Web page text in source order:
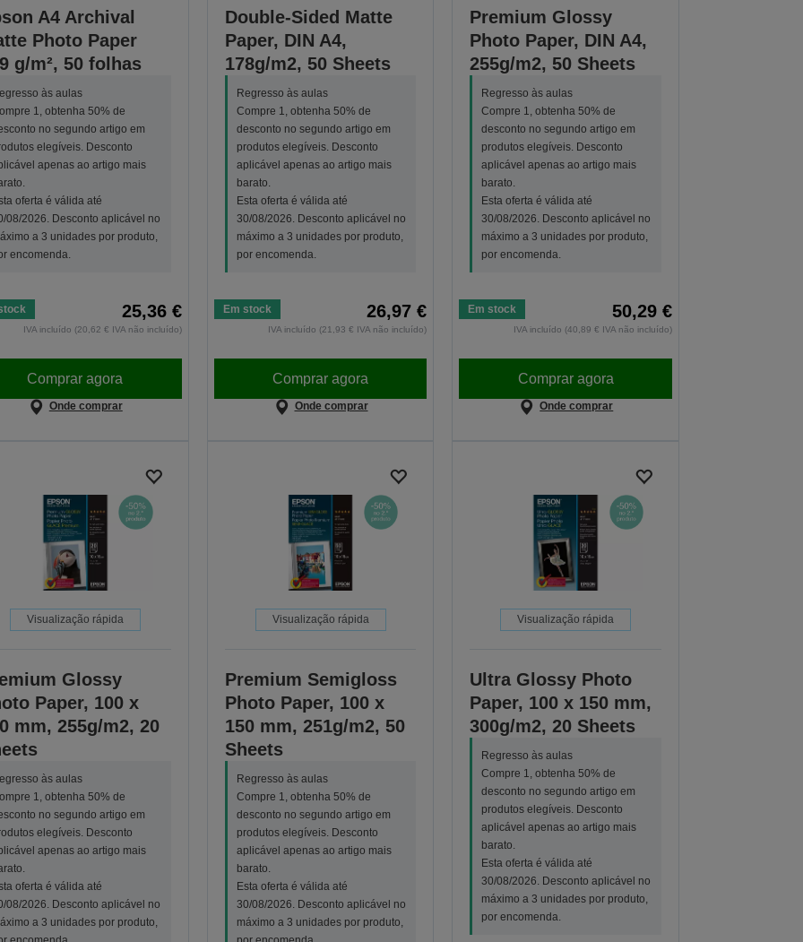
A4 Archival
Photo Paper
g/m², 50 folhas
às aulas
1, obtenha 50% de
no segundo artigo em
elegíveis. Desconto
apenas ao artigo mais
oferta é válida até
08/2026. Desconto aplicável no
a 3 unidades por produto,
encomenda.
25,36 €
IVA incluído (20,62 € IVA não incluído)
Comprar agora
Onde comprar
Double-Sided Matte
Paper, DIN A4,
178g/m2, 50 Sheets
Regresso às aulas
Compre 1, obtenha 50% de
desconto no segundo artigo em
produtos elegíveis. Desconto
aplicável apenas ao artigo mais
barato.
Esta oferta é válida até
30/08/2026. Desconto aplicável no
máximo a 3 unidades por produto,
por encomenda.
Em stock 26,97 €
IVA incluído (21,93 € IVA não incluído)
Comprar agora
Onde comprar
Premium Glossy
Photo Paper, DIN A4,
255g/m2, 50 Sheets
Regresso às aulas
Compre 1, obtenha 50% de
desconto no segundo artigo em
produtos elegíveis. Desconto
aplicável apenas ao artigo mais
barato.
Esta oferta é válida até
30/08/2026. Desconto aplicável no
máximo a 3 unidades por produto,
por encomenda.
Em stock 50,29 €
IVA incluído (40,89 € IVA não incluído)
Comprar agora
Onde comprar
Visualização rápida
Glossy
Paper, 100 x
mm, 255g/m2, 20
às aulas
1, obtenha 50% de
no segundo artigo em
elegíveis. Desconto
apenas ao artigo mais
oferta é válida até
08/2026. Desconto aplicável no
a 3 unidades por produto,
Visualização rápida
Premium Semigloss
Photo Paper, 100 x
150 mm, 251g/m2, 50
Sheets
Regresso às aulas
Compre 1, obtenha 50% de
desconto no segundo artigo em
produtos elegíveis. Desconto
aplicável apenas ao artigo mais
barato.
Esta oferta é válida até
30/08/2026. Desconto aplicável no
máximo a 3 unidades por produto,
Visualização rápida
Ultra Glossy Photo
Paper, 100 x 150 mm,
300g/m2, 20 Sheets
Regresso às aulas
Compre 1, obtenha 50% de
desconto no segundo artigo em
produtos elegíveis. Desconto
aplicável apenas ao artigo mais
barato.
Esta oferta é válida até
30/08/2026. Desconto aplicável no
máximo a 3 unidades por produto,
por encomenda.